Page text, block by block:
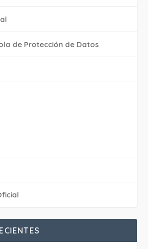
de Protección de Datos